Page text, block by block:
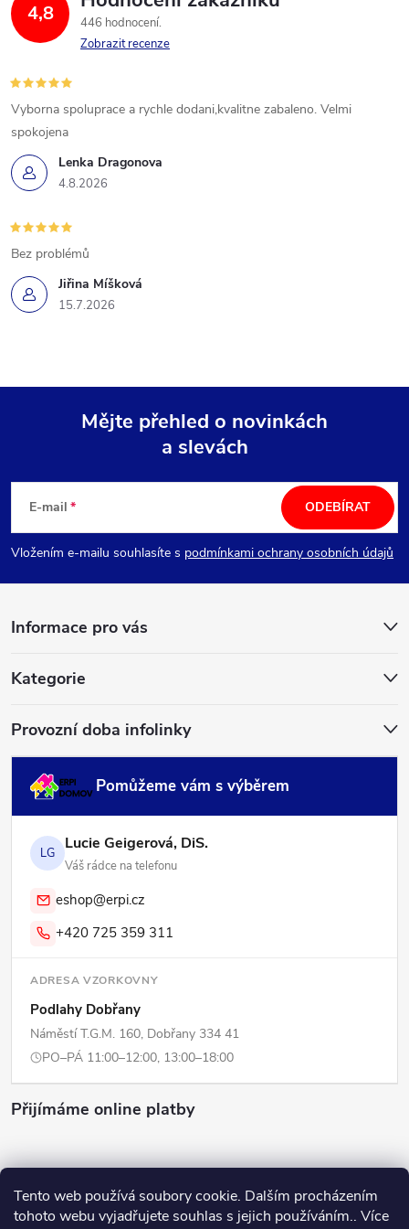
Tento web používá soubory cookie. Dalším procházením
tohoto webu vyjadřujete souhlas s jejich používáním.. Více
4,8
446 hodnocení
Zobrazit recenze
Lenka Dragonova
4.8.2026
Vyborna spoluprace a rychle dodani,kvalitne zabaleno. Velmi
spokojena
Jiřina Míšková
15.7.2026
Bez problémů
p
a
Mějte přehled o novinkách
a slevách
E-mail
Vložením e-mailu souhlasíte s podmínkami ochrany osobních údajů
ODEBÍRAT
Informace pro vás
Kategorie
Provozní doba infolinky
Pomůžeme vám s výběrem
LG Lucie Geigerová, DiS.
Váš rádce na telefonu
eshop@erpi.cz
+420 725 359 311
ADRESA VZORKOVNY
Podlahy Dobřany
Náměstí T.G.M. 160, Dobřany 334 41
PO–PÁ 11:00–12:00, 13:00–18:00
Přijímáme online platby
Copyright 2026ERPI - Domov. Všechna práva vyhrazena.Upravit